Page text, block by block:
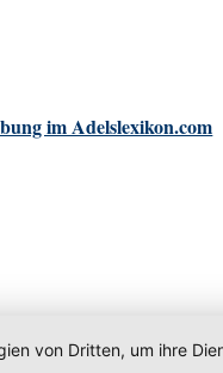
im Adelslexikon.com
von Dritten, um ihre